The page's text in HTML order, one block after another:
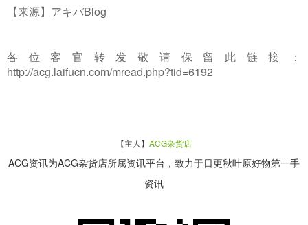
【来源】アキバBlog
各位客官转发敬请保留此链接：
http://acg.laifucn.com/mread.php?tid=6192
【主人】 ACG杂货店
ACG资讯为ACG杂货店所属资讯平台，致力于日更秋叶原好物第一手
资讯